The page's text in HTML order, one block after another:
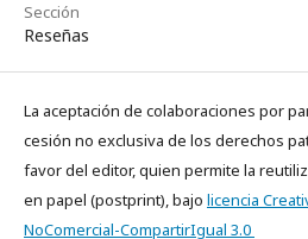
Sección
Reseñas
La aceptación de colaboraciones por
cesión no exclusiva de los derechos
favor del editor, quien permite la
en papel (postprint), bajo licencia
NoComercial-CompartirIgual 3.0